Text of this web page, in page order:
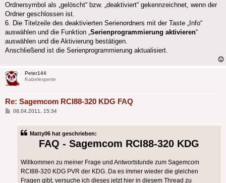
Ordnersymbol als „gelöscht“ bzw. „deaktiviert“ gekennzeichnet, wenn der
Ordner geschlossen ist.
6. Die Titelzeile des deaktivierten Serienordners mit der Taste „Info“
auswählen und die Funktion „ Serienprogrammierung aktivieren“
auswählen und die Aktivierung bestätigen.
Anschließend ist die Serienprogrammierung aktualisiert.
Peter144
Kabelexperte
Re: Sagemcom RCI88-320 KDG FAQ
Beitrag
08.04.2011, 15:34
Matty06 hat geschrieben:
FAQ - Sagemcom RCI88-320 KDG
Willkommen zu meiner Frage und Antwortstunde zum Sagemcom
RCI88-320 KDG PVR der KDG. Da es immer wieder die gleichen
Fragen gibt, versuche ich dieses jetzt hier in diesem Thread zu